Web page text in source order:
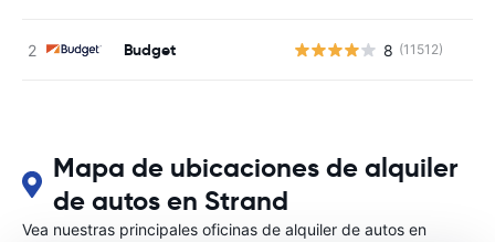
Budget 8 (11512)
Mapa de ubicaciones de alquiler
de autos en Strand
Vea nuestras principales oficinas de alquiler de autos en